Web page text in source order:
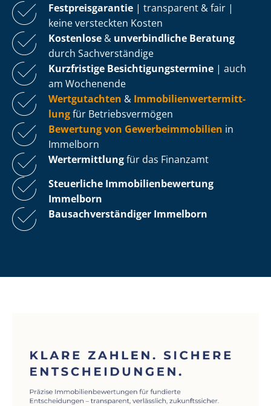
Fest­preis­ga­ran­tie | transparent & fair |
keine versteckten Kosten
Kostenlose & unverbindliche Beratung
durch Sachverständige
Kurzfristige Be­sich­ti­gungs­ter­mi­ne | auch
am Wochenende
Wertgutachten & Im­mo­bi­li­en­wert­ermitt­
lungfür Be­triebs­ver­mö­gen
Bewertung von Ge­wer­be­im­mo­bi­li­en in
Immelborn
Wertermittlungfür das Finanzamt
Steuerliche Im­mo­bi­li­en­be­wer­tung
Immelborn
Bau­sach­ver­stän­di­ger Immelborn